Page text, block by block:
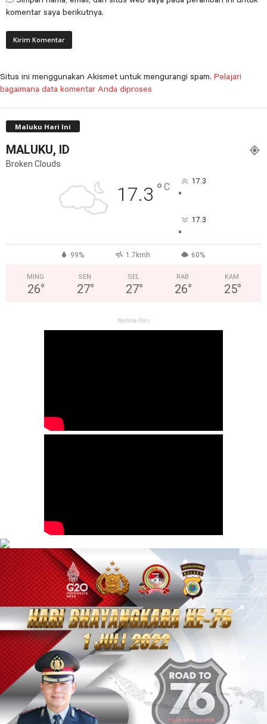
komentar saya berikutnya.
Situs ini menggunakan Akismet untuk mengurangi spam. Pelajari
bagaimana data komentar Anda diproses
Maluku Hari Ini
MALUKU, ID
Broken Clouds
17.3 ° C 17.3
°
17.3
°
99% 1.7kmh 60%
MING
26°
SEN
27°
SEL
27°
RAB
26°
KAM
25°
Website Polri